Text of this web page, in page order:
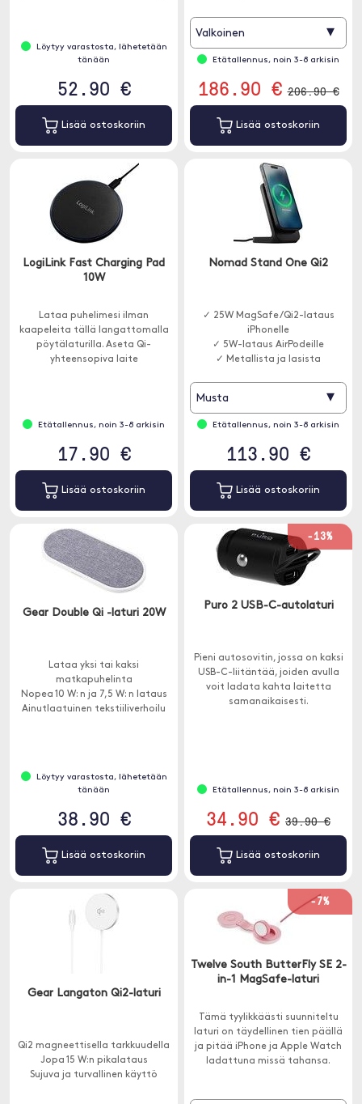
Löytyy varastosta, lähetetään
tänään
52.90 €
Lisää ostoskoriin
Valkoinen ▾
Etätallennus, noin 3-8 arkisin
186.90 € 206.90 €
Lisää ostoskoriin
LogiLink Fast Charging Pad
10W
Lataa puhelimesi ilman
kaapeleita tällä langattomalla
pöytälaturilla. Aseta Qi-
yhteensopiva laite
Etätallennus, noin 3-8 arkisin
17.90 €
Lisää ostoskoriin
Nomad Stand One Qi2
✓ 25W MagSafe/Qi2-lataus
iPhonelle
✓ 5W-lataus AirPodeille
✓ Metallista ja lasista
Musta ▾
Etätallennus, noin 3-8 arkisin
113.90 €
Lisää ostoskoriin
Gear Double Qi -laturi 20W
Lataa yksi tai kaksi
matkapuhelinta
Nopea 10 W: n ja 7,5 W: n lataus
Ainutlaatuinen tekstiiliverhoilu
Löytyy varastosta, lähetetään
tänään
38.90 €
Lisää ostoskoriin
-13%
Puro 2 USB-C-autolaturi
Pieni autosovitin, jossa on kaksi
USB-C-liitäntää, joiden avulla
voit ladata kahta laitetta
samanaikaisesti.
Etätallennus, noin 3-8 arkisin
34.90 € 39.90 €
Lisää ostoskoriin
Gear Langaton Qi2-laturi
Qi2 magneettisella tarkkuudella
Jopa 15 W:n pikalataus
Sujuva ja turvallinen käyttö
-7%
Twelve South ButterFly SE 2-
in-1 MagSafe-laturi
Tämä tyylikkäästi suunniteltu
laturi on täydellinen tien päällä
ja pitää iPhone ja Apple Watch
ladattuna missä tahansa.